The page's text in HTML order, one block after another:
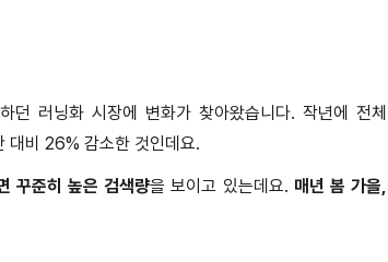
던 러닝화 시장에 변화가 찾아왔습니다.작년에 전체
대비 26% 감소한 것인데요.
꾸준히 높은 검색량을 보이고 있는데요. 매년 봄 가을